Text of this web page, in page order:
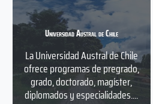
Universidad Austral de Chile
La Universidad Austral de Chile
ofrece programas de pregrado,
grado, doctorado, magíster,
diplomados y especialidades....